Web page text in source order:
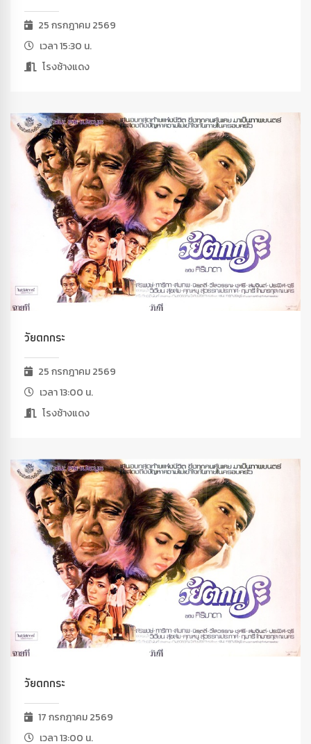
25 กรกฎาคม 2569
เวลา 15:30 น.
โรงช้างแดง
วัยตกกระ
25 กรกฎาคม 2569
เวลา 13:00 น.
โรงช้างแดง
วัยตกกระ
17 กรกฎาคม 2569
เวลา 13:00 น.